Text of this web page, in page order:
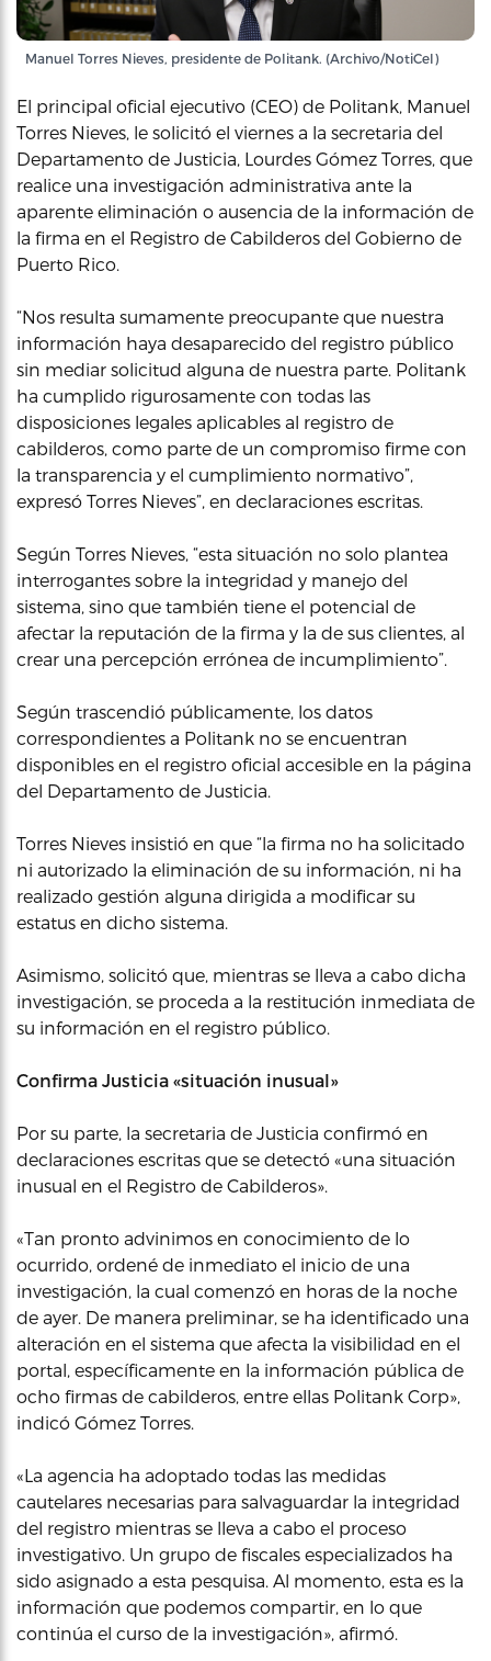
Manuel Torres Nieves, presidente de Politank. (Archivo/NotiCel)
El principal oficial ejecutivo (CEO) de Politank, Manuel
Torres Nieves, le solicitó el viernes a la secretaria del
Departamento de Justicia, Lourdes Gómez Torres, que
realice una investigación administrativa ante la
aparente eliminación o ausencia de la información de
la firma en el Registro de Cabilderos del Gobierno de
Puerto Rico.
“Nos resulta sumamente preocupante que nuestra
información haya desaparecido del registro público
sin mediar solicitud alguna de nuestra parte. Politank
ha cumplido rigurosamente con todas las
disposiciones legales aplicables al registro de
cabilderos, como parte de un compromiso firme con
la transparencia y el cumplimiento normativo”,
expresó Torres Nieves”, en declaraciones escritas.
Según Torres Nieves, “esta situación no solo plantea
interrogantes sobre la integridad y manejo del
sistema, sino que también tiene el potencial de
afectar la reputación de la firma y la de sus clientes, al
crear una percepción errónea de incumplimiento”.
Según trascendió públicamente, los datos
correspondientes a Politank no se encuentran
disponibles en el registro oficial accesible en la página
del Departamento de Justicia.
Torres Nieves insistió en que “la firma no ha solicitado
ni autorizado la eliminación de su información, ni ha
realizado gestión alguna dirigida a modificar su
estatus en dicho sistema.
Asimismo, solicitó que, mientras se lleva a cabo dicha
investigación, se proceda a la restitución inmediata de
su información en el registro público.
Confirma Justicia «situación inusual»
Por su parte, la secretaria de Justicia confirmó en
declaraciones escritas que se detectó «una situación
inusual en el Registro de Cabilderos».
«Tan pronto advinimos en conocimiento de lo
ocurrido, ordené de inmediato el inicio de una
investigación, la cual comenzó en horas de la noche
de ayer. De manera preliminar, se ha identificado una
alteración en el sistema que afecta la visibilidad en el
portal, específicamente en la información pública de
ocho firmas de cabilderos, entre ellas Politank Corp»,
indicó Gómez Torres.
«La agencia ha adoptado todas las medidas
cautelares necesarias para salvaguardar la integridad
del registro mientras se lleva a cabo el proceso
investigativo. Un grupo de fiscales especializados ha
sido asignado a esta pesquisa. Al momento, esta es la
información que podemos compartir, en lo que
continúa el curso de la investigación», afirmó.